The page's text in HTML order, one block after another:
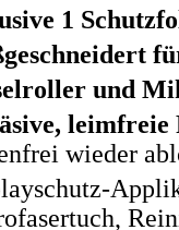
1
und
leimfreie
wieder